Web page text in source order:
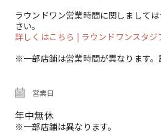
ラウンドワン営業時間に関しまして
さい。
詳しくはこちら | ラウンドワンスタ
※一部店舗は営業時間が異なります。
営業日
年中無休
※一部店舗は異なります。